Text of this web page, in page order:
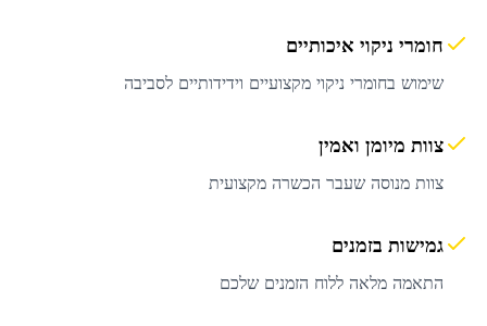
חומרי ניקוי איכותיים
שימוש בחומרי ניקוי מקצועיים וידידותיים לסביבה
צוות מיומן ואמין
צוות מנוסה שעבר הכשרה מקצועית
גמישות בזמנים
התאמה מלאה ללוח הזמנים שלכם